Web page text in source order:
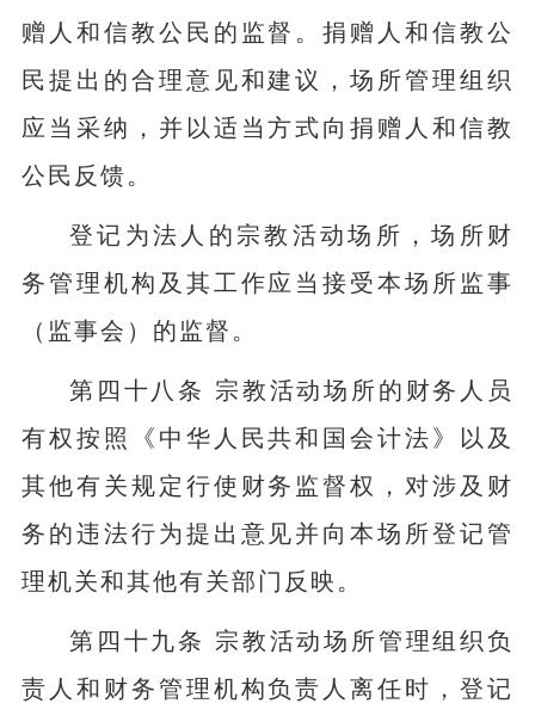
赠人和信教公民的监督。捐赠人和信教公
民提出的合理意见和建议，场所管理组织
应当采纳，并以适当方式向捐赠人和信教
公民反馈。
登记为法人的宗教活动场所，场所财
务管理机构及其工作应当接受本场所监事
（监事会）的监督。
第四十八条 宗教活动场所的财务人员
有权按照《中华人民共和国会计法》以及
其他有关规定行使财务监督权，对涉及财
务的违法行为提出意见并向本场所登记管
理机关和其他有关部门反映。
第四十九条 宗教活动场所管理组织负
责人和财务管理机构负责人离任时，登记